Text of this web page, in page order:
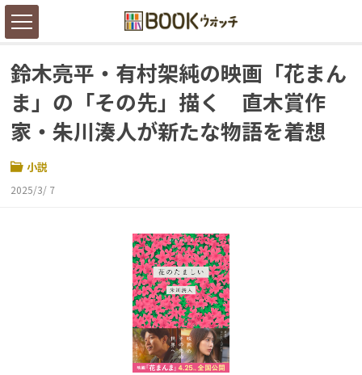
鈴木亮平・有村架純の映画「花まん
ま」の「その先」描く 直木賞作
家・朱川湊人が新たな物語を着想
小説
2025/3/ 7